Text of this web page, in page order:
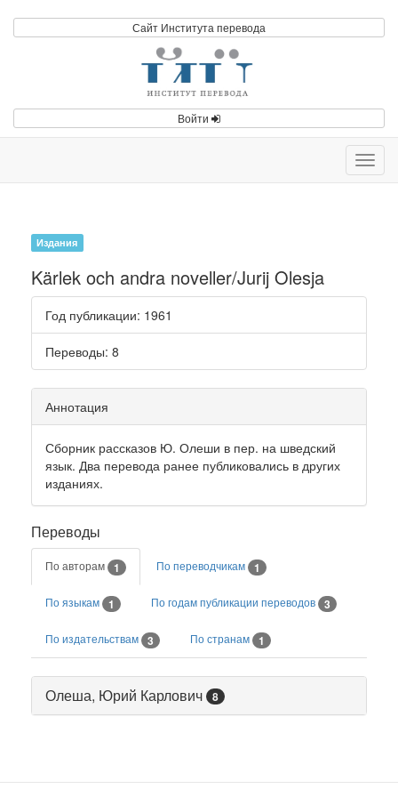
Сайт Института перевода
Войти
Издания
Kärlek och andra noveller/Jurij Olesja
Год публикации: 1961
Переводы: 8
Аннотация
Сборник рассказов Ю. Олеши в пер. на шведский
язык. Два перевода ранее публиковались в других
изданиях.
Переводы
По авторам 1 По переводчикам 1
По языкам 1 По годам публикации переводов 3
По издательствам 3 По странам 1
Олеша, Юрий Карлович 8